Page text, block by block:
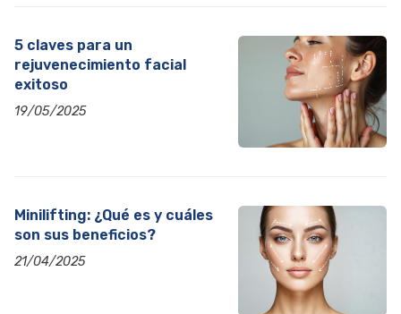
5 claves para un
rejuvenecimiento facial
exitoso
19/05/2025
Minilifting: ¿Qué es y cuáles
son sus beneficios?
21/04/2025